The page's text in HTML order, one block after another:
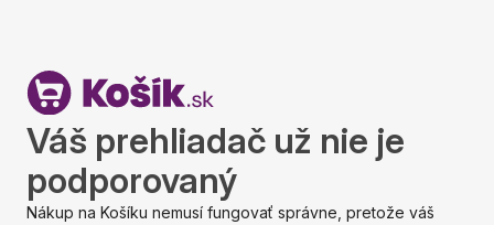
Váš prehliadač už nie je
podporovaný
Nákup na Košíku nemusí fungovať správne, pretože váš